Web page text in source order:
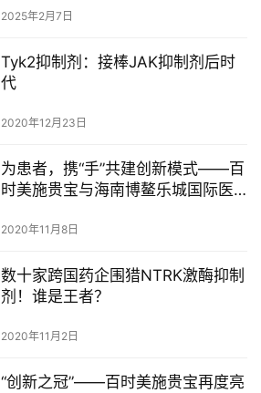
2025年2月7日
Tyk2抑制剂：接棒JAK抑制剂后时
代
2020年12月23日
为患者，携“手”共建创新模式——​百
时美施贵宝与海南博鳌乐城国际医
重磅合作
2020年11月8日
数十家跨国药企围猎NTRK激酶抑制
剂！谁是王者？
2020年11月2日
“创新之冠”——百时美施贵宝再度亮